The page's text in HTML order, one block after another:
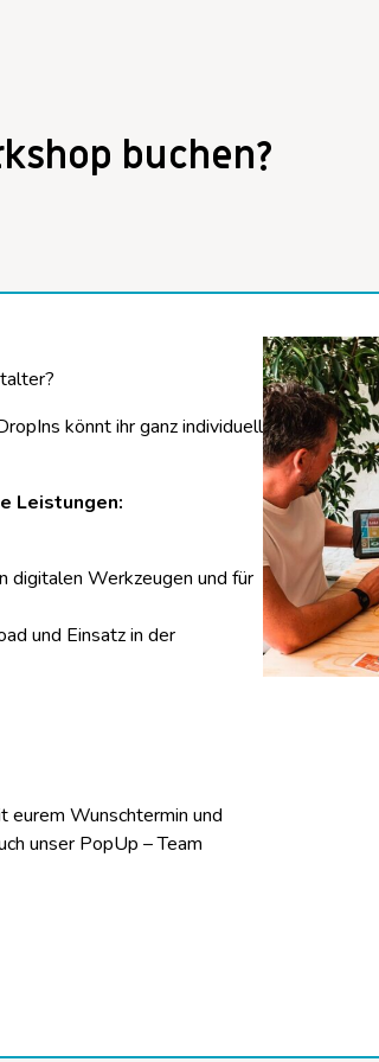
buchen?
könnt ihr ganz individuell
Leistungen:
digitalen Werkzeugen und für
und Einsatz in der
eurem Wunschtermin und
unser PopUp – Team